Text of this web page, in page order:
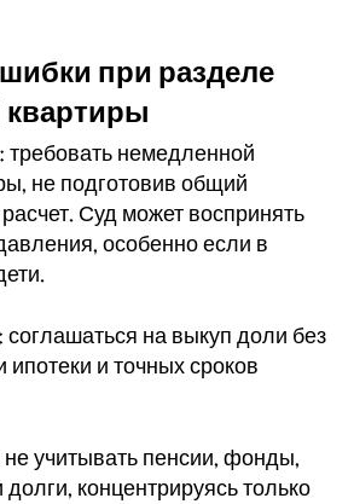
при разделе
квартиры
: требовать немедленной
не подготовив общий
Суд может воспринять
особенно если в
: соглашаться на выкуп доли без
ипотеки и точных сроков
не учитывать пенсии, фонды,
концентрируясь только